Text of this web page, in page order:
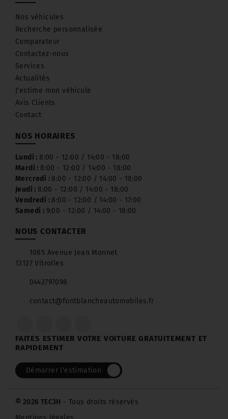
Nos véhicules
Recherche personnalisée
Comparateur
Contactez-nous
Services
Actualités
J'estime mon véhicule
Avis Clients
Contact
NOS HORAIRES
Lundi : 8:00 - 12:00 / 14:00 - 18:00
Mardi : 8:00 - 12:00 / 14:00 - 18:00
Mercredi : 8:00 - 12:00 / 14:00 - 18:00
Jeudi : 8:00 - 12:00 / 14:00 - 18:00
Vendredi : 8:00 - 12:00 / 14:00 - 17:00
Samedi : 9:00 - 12:00 / 14:00 - 18:00
NOUS CONTACTER
1085 Avenue Jean Monnet
13127 Vitrolles
0442797098
contact@fontblancheautomobiles.fr
FAITES ESTIMER VOTRE VOITURE GRATUITEMENT ET
RAPIDEMENT
Démarrer l'estimation
© 2026 TEC3H - Tous droits réservés